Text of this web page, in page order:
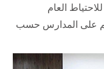
العام
على المدارس حسب